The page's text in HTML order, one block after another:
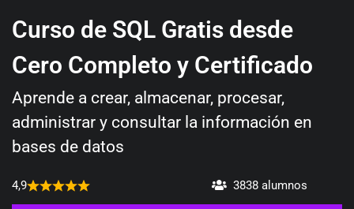
Curso de SQL Gratis desde
Cero Completo y Certificado
Aprende a crear, almacenar, procesar,
administrar y consultar la información en
bases de datos
4,9 3838 alumnos